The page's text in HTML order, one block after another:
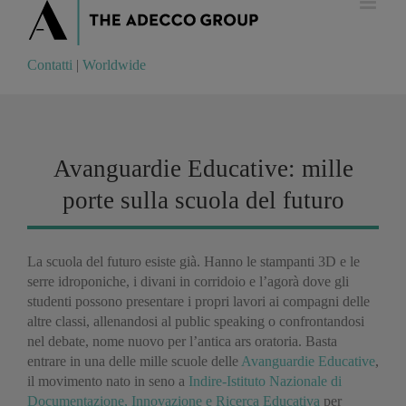
Contatti Worldwide
Contatti | Worldwide
Avanguardie Educative: mille
porte sulla scuola del futuro
La scuola del futuro esiste già. Hanno le stampanti 3D e le
serre idroponiche, i divani in corridoio e l’agorà dove gli
studenti possono presentare i propri lavori ai compagni delle
altre classi, allenandosi al public speaking o confrontandosi
nel debate, nome nuovo per l’antica ars oratoria. Basta
entrare in una delle mille scuole delle Avanguardie Educative,
il movimento nato in seno a Indire-Istituto Nazionale di
Documentazione, Innovazione e Ricerca Educativa per